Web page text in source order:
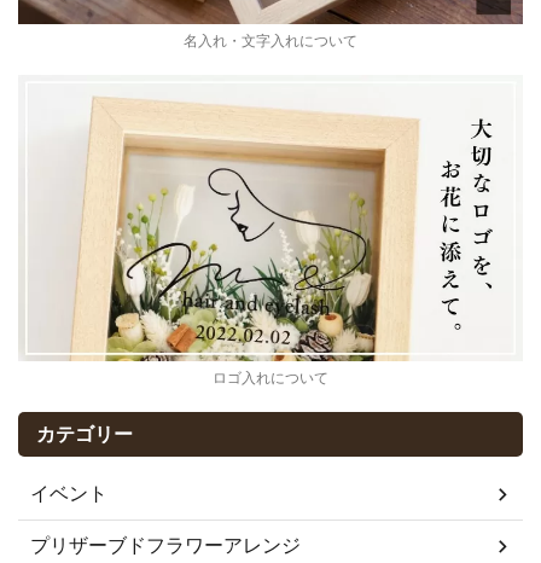
名入れ・文字入れについて
ロゴ入れについて
カテゴリー
イベント
プリザーブドフラワーアレンジ